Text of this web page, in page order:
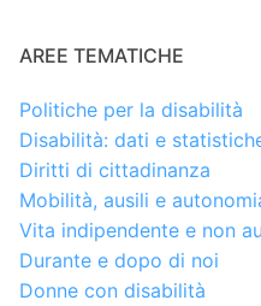
AREE TEMATICHE
Politiche per la disabilità
Disabilità: dati e
Diritti di cittadinanza
Mobilità, ausili e
Vita indipendente e non
Durante e dopo di noi
Donne con disabilità